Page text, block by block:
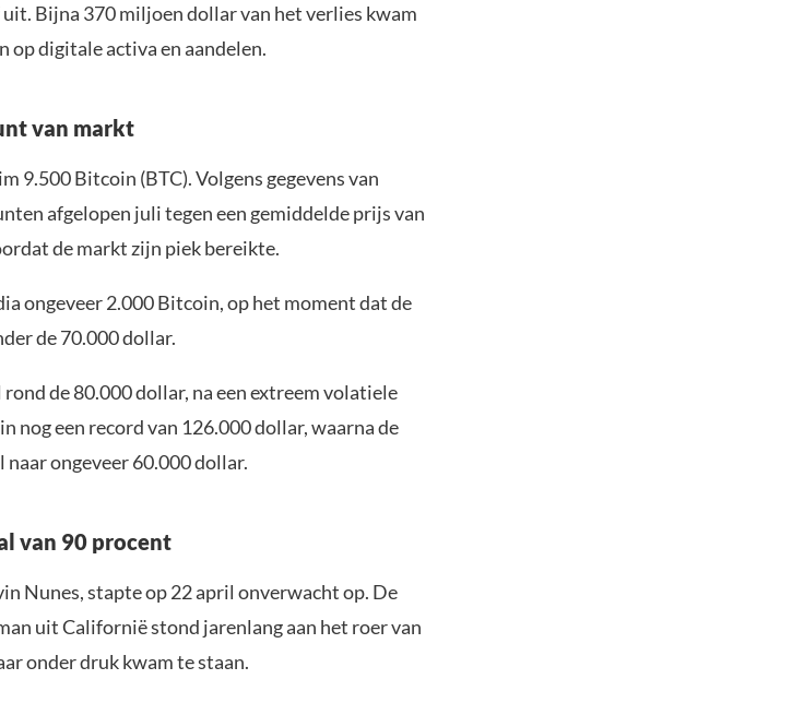
Bijna 370 miljoen dollar van het verlies kwam
digitale activa en aandelen.
van markt
9.500 Bitcoin (BTC). Volgens gegevens van
afgelopen juli tegen een gemiddelde prijs van
de markt zijn piek bereikte.
ongeveer 2.000 Bitcoin, op het moment dat de
de 70.000 dollar.
de 80.000 dollar, na een extreem volatiele
nog een record van 126.000 dollar, waarna de
ongeveer 60.000 dollar.
van 90 procent
Nunes, stapte op 22 april onverwacht op. De
uit Californië stond jarenlang aan het roer van
onder druk kwam te staan.